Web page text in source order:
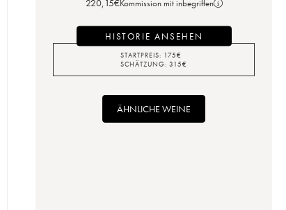
220,15€Kommission mit inbegriffen
HISTORIE ANSEHEN
STARTPREIS: 175€
SCHÄTZUNG: 315€
ÄHNLICHE WEINE